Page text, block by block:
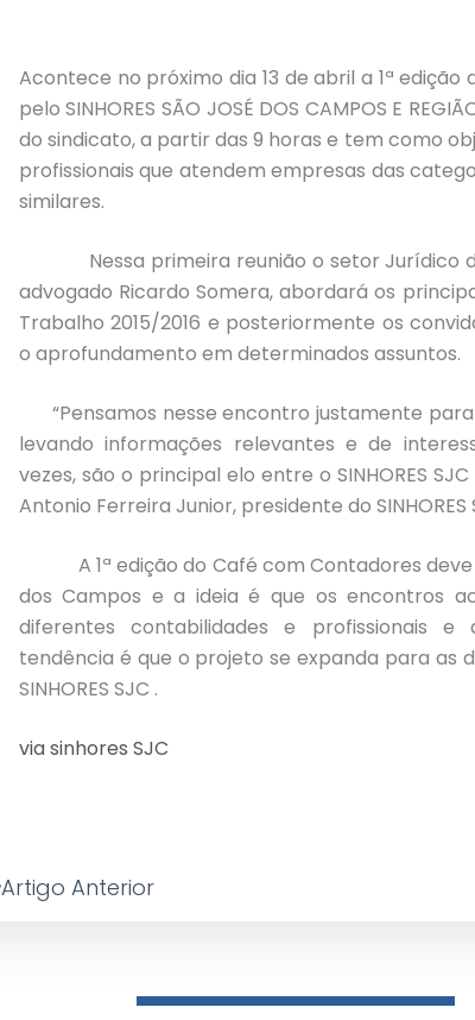
Acontece no próximo dia 13 de abril a 1ª
pelo SINHORES SÃO JOSÉ DOS CAMPOS E
do sindicato, a partir das 9 horas e tem como
profissionais que atendem empresas das
similares.
Nessa primeira reunião o setor Jurídico do
advogado Ricardo Somera, abordará os
Trabalho 2015/2016 e posteriormente os
o aprofundamento em determinados assuntos.
“Pensamos nesse encontro justamente
levando informações relevantes e de
vezes, são o principal elo entre o SINHORES
Antonio Ferreira Junior, presidente do
A 1ª edição do Café com Contadores deve
dos Campos e a ideia é que os encontros
diferentes contabilidades e profissionais
tendência é que o projeto se expanda para as
SINHORES SJC .
via sinhores SJC
Artigo Anterior